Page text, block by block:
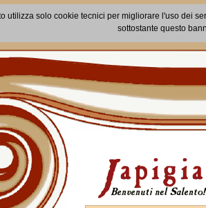
utilizza solo cookie tecnici per migliorare l'uso dei
sottostante questo